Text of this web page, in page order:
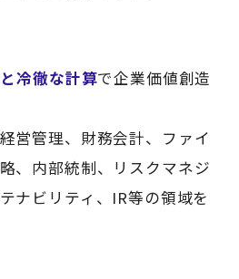
冷徹な計算で企業価値創造
営管理、財務会計、ファイ
、内部統制、リスクマネジ
ナビリティ、IR等の領域を